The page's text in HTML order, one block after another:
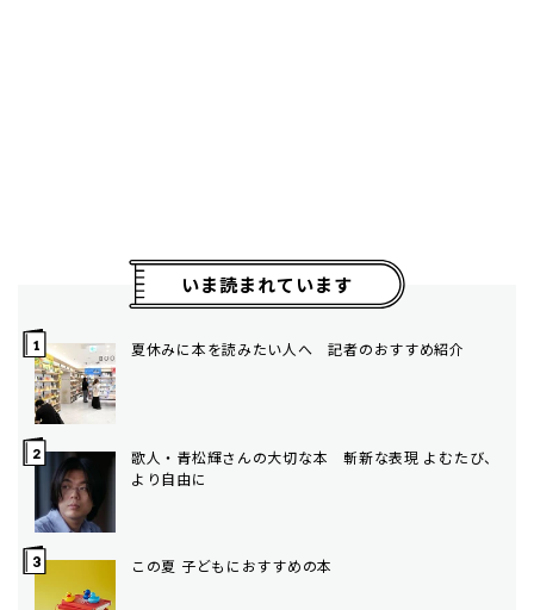
いま読まれています
夏休みに本を読みたい人へ 記者のおすすめ紹介
歌人・青松輝さんの大切な本 斬新な表現 よむたび、
より自由に
この夏 子どもにおすすめの本